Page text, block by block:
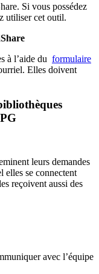
Si vous possédez
utiliser cet outil.
à l’aide du formulaire
Elles doivent
leurs demandes
elles se connectent
reçoivent aussi des
avec l’équipe